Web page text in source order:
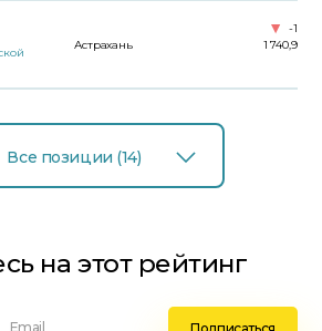
Астрахань 1 740,9
-1
Все позиции (14)
на этот рейтинг